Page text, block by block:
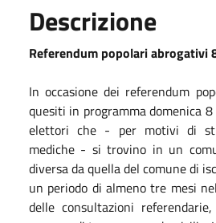
Descrizione
Referendum popolari abrogativi
In occasione dei referendum
quesiti in programma domenica
elettori che - per motivi di
mediche - si trovino in un
diversa da quella del comune di
un periodo di almeno tre mesi
delle consultazioni